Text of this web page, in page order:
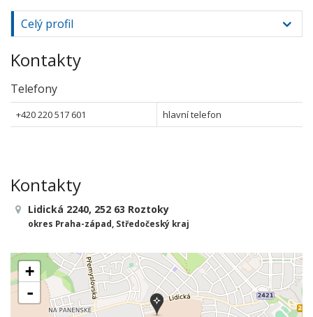
Celý profil
Kontakty
Telefony
+420 220 517 601 hlavní telefon
Kontakty
Lidická 2240, 252 63 Roztoky
okres Praha-západ, Středočeský kraj
+
-